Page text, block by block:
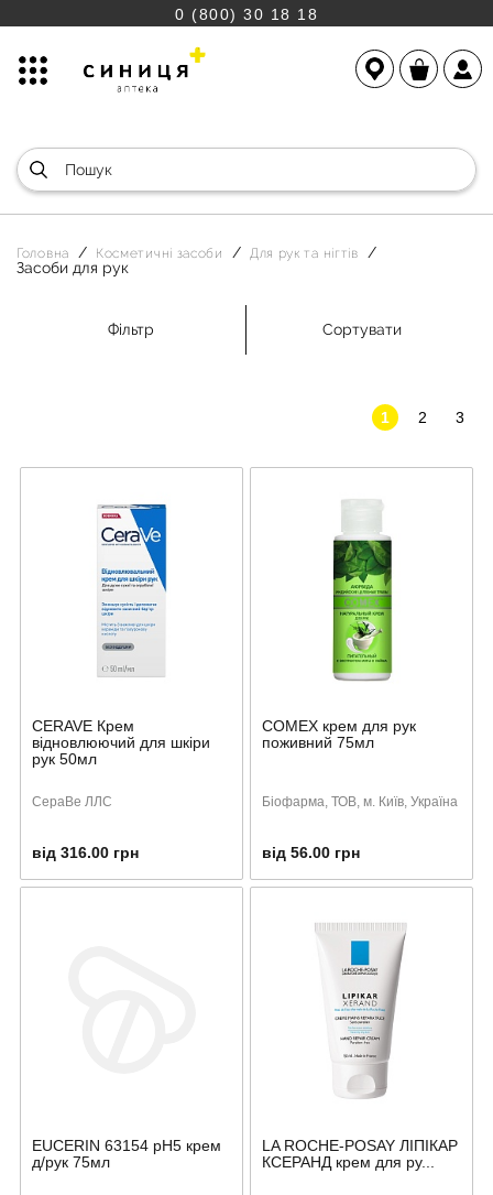
0 (800) 30 18 18
Головна Косметичні засоби Для рук та нігтів
Засоби для рук
Фільтр Сортувати
1 2 3
CERAVE Крем
відновлюючий для шкіри
рук 50мл
СераВе ЛЛС
від 316.00 грн
COMEX крем для рук
поживний 75мл
Біофарма, ТОВ, м. Київ, Україна
від 56.00 грн
EUCERIN 63154 рH5 крем
д/рук 75мл
LA ROCHE-POSAY ЛІПІКАР
КСЕРАНД крем для ру...